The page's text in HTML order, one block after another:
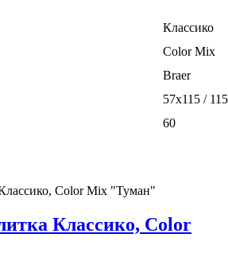
Классико
Color Mix
Braer
57х115 /
60
Классико, Color